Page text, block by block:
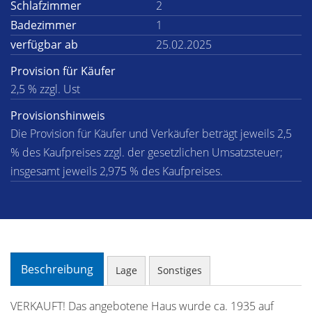
Schlafzimmer
2
Badezimmer
1
verfügbar ab
25.02.2025
Provision für Käufer
2,5 % zzgl. Ust
Provisionshinweis
Die Provision für Käufer und Verkäufer beträgt jeweils 2,5
% des Kaufpreises zzgl. der gesetzlichen Umsatzsteuer;
insgesamt jeweils 2,975 % des Kaufpreises.
Beschreibung Lage Sonstiges
VERKAUFT! Das angebotene Haus wurde ca. 1935 auf